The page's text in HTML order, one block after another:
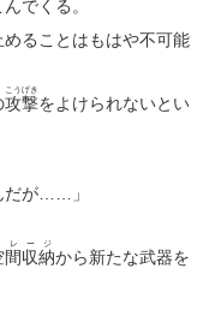
んでくる。
めることはもはや不可能
攻
こう
撃
げき
をよけられないとい
だが……」
間
レ
収
ー
納
ジ
から新たな武器を